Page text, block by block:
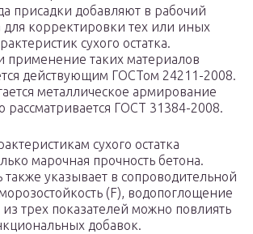
присадки добавляют в рабочий
для корректировки тех или иных
сухого остатка.
применение таких материалов
действующим ГОСТом 24211-2008.
металлическое армирование
рассматривается ГОСТ 31384-2008.
сухого остатка
марочная прочность бетона.
указывает в сопроводительной
(F), водопоглощение
трех показателей можно повлиять
добавок.